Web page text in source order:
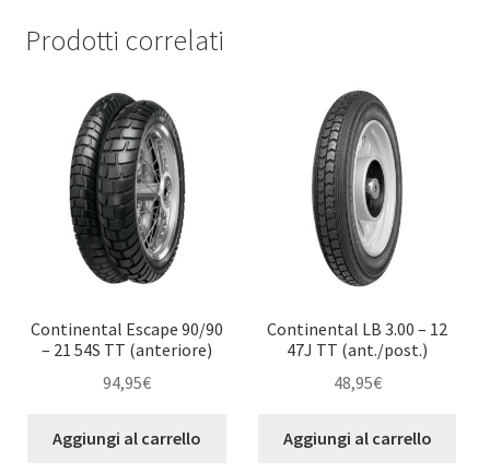
Prodotti correlati
Continental Escape 90/90
– 21 54S TT (anteriore)
94,95€
Aggiungi al carrello
Continental LB 3.00 – 12
47J TT (ant./post.)
48,95€
Aggiungi al carrello